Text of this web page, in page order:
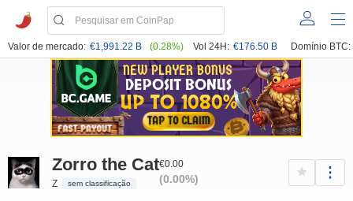
Valor de mercado: €1,991.22 B (0.28%) Vol 24H: €176.50 B Domínio BTC:
Zorro the Cat
Z sem classificação
€0.00
(0.00%)